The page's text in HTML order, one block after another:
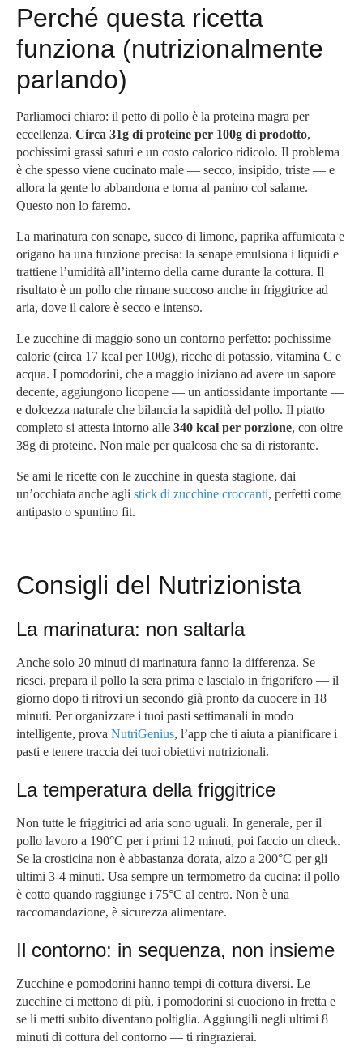
Perché questa ricetta
funziona (nutrizionalmente
parlando)
Parliamoci chiaro: il petto di pollo è la proteina magra per
eccellenza. Circa 31g di proteine per 100g di prodotto,
pochissimi grassi saturi e un costo calorico ridicolo. Il problema
è che spesso viene cucinato male — secco, insipido, triste — e
allora la gente lo abbandona e torna al panino col salame.
Questo non lo faremo.
La marinatura con senape, succo di limone, paprika affumicata e
origano ha una funzione precisa: la senape emulsiona i liquidi e
trattiene l’umidità all’interno della carne durante la cottura. Il
risultato è un pollo che rimane succoso anche in friggitrice ad
aria, dove il calore è secco e intenso.
Le zucchine di maggio sono un contorno perfetto: pochissime
calorie (circa 17 kcal per 100g), ricche di potassio, vitamina C e
acqua. I pomodorini, che a maggio iniziano ad avere un sapore
decente, aggiungono licopene — un antiossidante importante —
e dolcezza naturale che bilancia la sapidità del pollo. Il piatto
completo si attesta intorno alle 340 kcal per porzione, con oltre
38g di proteine. Non male per qualcosa che sa di ristorante.
Se ami le ricette con le zucchine in questa stagione, dai
un’occhiata anche agli stick di zucchine croccanti, perfetti come
antipasto o spuntino fit.
Consigli del Nutrizionista
La marinatura: non saltarla
Anche solo 20 minuti di marinatura fanno la differenza. Se
riesci, prepara il pollo la sera prima e lascialo in frigorifero — il
giorno dopo ti ritrovi un secondo già pronto da cuocere in 18
minuti. Per organizzare i tuoi pasti settimanali in modo
intelligente, prova NutriGenius, l’app che ti aiuta a pianificare i
pasti e tenere traccia dei tuoi obiettivi nutrizionali.
La temperatura della friggitrice
Non tutte le friggitrici ad aria sono uguali. In generale, per il
pollo lavoro a 190°C per i primi 12 minuti, poi faccio un check.
Se la crosticina non è abbastanza dorata, alzo a 200°C per gli
ultimi 3-4 minuti. Usa sempre un termometro da cucina: il pollo
è cotto quando raggiunge i 75°C al centro. Non è una
raccomandazione, è sicurezza alimentare.
Il contorno: in sequenza, non insieme
Zucchine e pomodorini hanno tempi di cottura diversi. Le
zucchine ci mettono di più, i pomodorini si cuociono in fretta e
se li metti subito diventano poltiglia. Aggiungili negli ultimi 8
minuti di cottura del contorno — ti ringrazierai.